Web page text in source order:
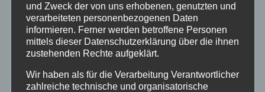
Feuerwehr
Hilfsorganisationen
Mayen-Koblenz
und Zweck der von uns erhobenen, genutzten und
verarbeiteten personenbezogenen Daten
informieren. Ferner werden betroffene Personen
mittels dieser Datenschutzerklärung über die ihnen
zustehenden Rechte aufgeklärt.
Wir haben als für die Verarbeitung Verantwortlicher
zahlreiche technische und organisatorische